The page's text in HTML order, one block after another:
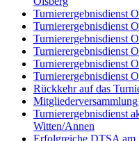
Turnierergebnisdienst
Turnierergebnisdienst
Turnierergebnisdienst
Turnierergebnisdienst
Turnierergebnisdienst
Turnierergebnisdienst
Rückkehr auf das
Turnierergebnisdienst
Witten/Annen
Erfolgreiche DTSA am